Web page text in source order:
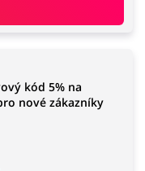
kód 5% na
nové zákazníky